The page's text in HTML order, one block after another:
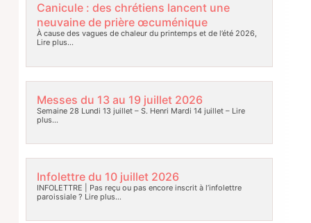
Canicule : des chrétiens lancent une
neuvaine de prière œcuménique
À cause des vagues de chaleur du printemps et de l’été 2026,
Lire plus…
Messes du 13 au 19 juillet 2026
Semaine 28 Lundi 13 juillet – S. Henri Mardi 14 juillet –Lire
plus…
Infolettre du 10 juillet 2026
INFOLETTRE | Pas reçu ou pas encore inscrit à l’infolettre
paroissiale ? Lire plus…